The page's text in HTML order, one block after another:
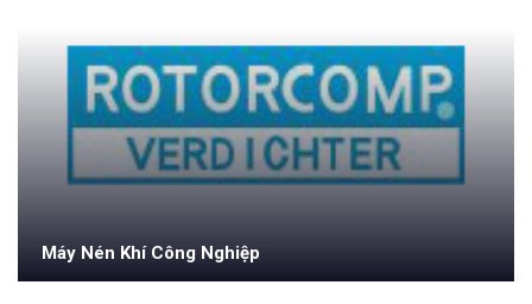
Máy Nén Khí Công Nghiệp